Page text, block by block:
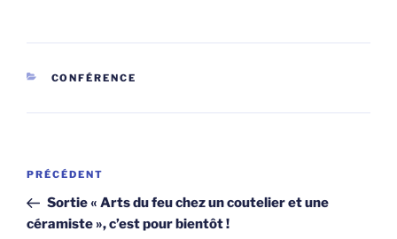
CATÉGORIES
CONFÉRENCE
Navigation
l’article
Article
précédent
PRÉCÉDENT
Sortie « Arts du feu chez un coutelier et une
céramiste », c’est pour bientôt !